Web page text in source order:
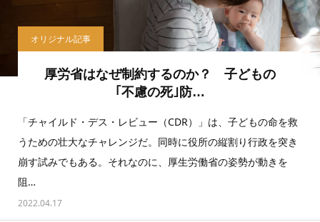
オリジナル記事
厚労省はなぜ制約するのか？ 子どもの
｢不慮の死｣防…
「チャイルド・デス・レビュー（CDR）」は、子どもの命を救
うための壮大なチャレンジだ。同時に役所の縦割り行政を突き
崩す試みでもある。それなのに、厚生労働省の姿勢が動きを
阻…
2022.04.17